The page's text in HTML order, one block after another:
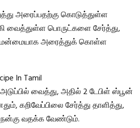
அரைப்பதற்கு கொடுத்துள்ள
வைத்துள்ள பொருட்களை சேர்த்து,
மென்மையாக அரைத்துக் கொள்ள
In Tamil
வைத்து, அதில் 2 டேபிள் ஸ்பூன்
கறிவேப்பிலை சேர்த்து தாளித்து,
வதக்க வேண்டும்.